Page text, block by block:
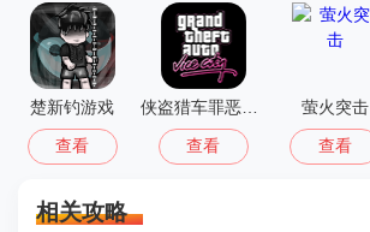
楚新钓游戏
查看 查看
萤火突击
查看
相关攻略